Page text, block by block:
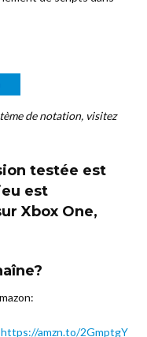
de notation, visitez
testée est
est
Xbox One,
https://amzn.to/2GmptgY